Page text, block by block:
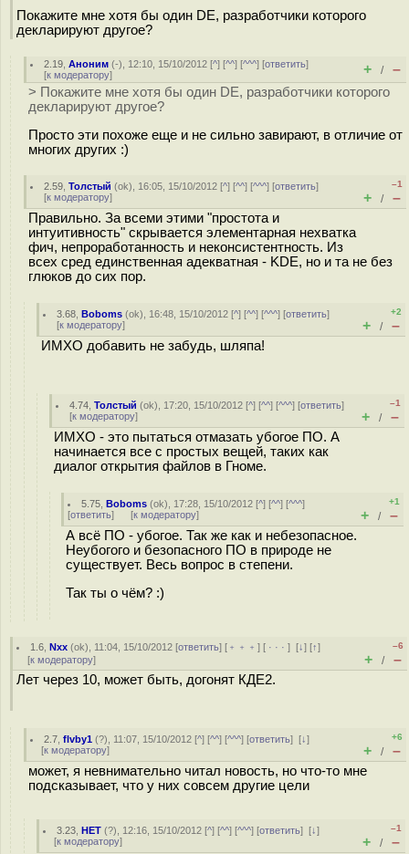
Покажите мне хотя бы один DE, разработчики которого
декларируют другое?
2.19 ,Аноним (-), 12:10, 15/10/2012 [^] [^^] [^^^] [ответить]
[к модератору] + / –
> Покажите мне хотя бы один DE, разработчики которого
декларируют другое?
Просто эти похоже еще и не сильно завирают, в отличие от
многих других :)
2.59 ,Толстый (ok), 16:05, 15/10/2012 [^] [^^] [^^^] [ответить]
[к модератору]
–1
+ / –
Правильно. За всеми этими "простота и
интуитивность" скрывается элементарная нехватка
фич, непроработанность и неконсистентность. Из
всех сред единственная адекватная - KDE, но и та не без
глюков до сих пор.
3.68 ,Boboms (ok), 16:48, 15/10/2012 [^] [^^] [^^^] [ответить]
[к модератору]
+2
+ / –
ИМХО добавить не забудь, шляпа!
4.74 ,Толстый (ok), 17:20, 15/10/2012 [^] [^^] [^^^] [ответить]
[к модератору]
–1
+ / –
ИМХО - это пытаться отмазать убогое ПО. А
начинается все с простых вещей, таких как
диалог открытия файлов в Гноме.
5.75 ,Boboms (ok), 17:28, 15/10/2012 [^] [^^] [^^^]
[ответить] [к модератору]
+1
+ / –
А всё ПО - убогое. Так же как и небезопасное.
Неубогого и безопасного ПО в природе не
существует. Весь вопрос в степени.
Так ты о чём? :)
1.6 ,Nxx (ok), 11:04, 15/10/2012 [ответить] [ ﹢﹢﹢] [ · · ·][↓] [↑]
[к модератору]
–6
+ / –
Лет через 10, может быть, догонят КДЕ2.
2.7 ,flvby1 (?), 11:07, 15/10/2012 [^] [^^] [^^^] [ответить][↓]
[к модератору]
+6
+ / –
может, я невнимательно читал новость, но что-то мне
подсказывает, что у них совсем другие цели
3.23 ,НЕТ (?), 12:16, 15/10/2012 [^] [^^] [^^^] [ответить][↓]
[к модератору]
–1
+ / –